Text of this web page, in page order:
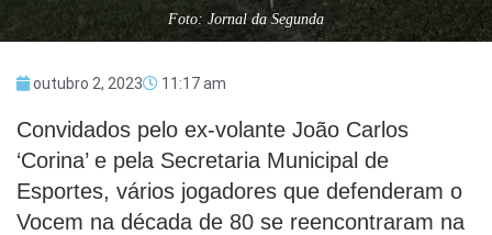
Foto: Jornal da Segunda
outubro 2, 2023 11:17 am
Convidados pelo ex-volante João Carlos
‘Corina’ e pela Secretaria Municipal de
Esportes, vários jogadores que defenderam o
Vocem na década de 80 se reencontraram na